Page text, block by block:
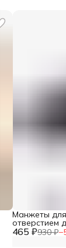
465 ₽930 ₽−
Манжеты
отверстием
см, Айрис,